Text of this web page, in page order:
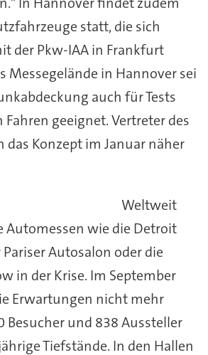
statt, die sich
der Pkw-IAA in Frankfurt
Messegelände in Hannover sei
auch für Tests
geeignet. Vertreter des
das Konzept im Januar näher
Weltweit
Automessen wie die Detroit
Autosalon oder die
in der Krise. Im September
Erwartungen nicht mehr
Besucher und 838 Aussteller
Tiefstände. In den Hallen